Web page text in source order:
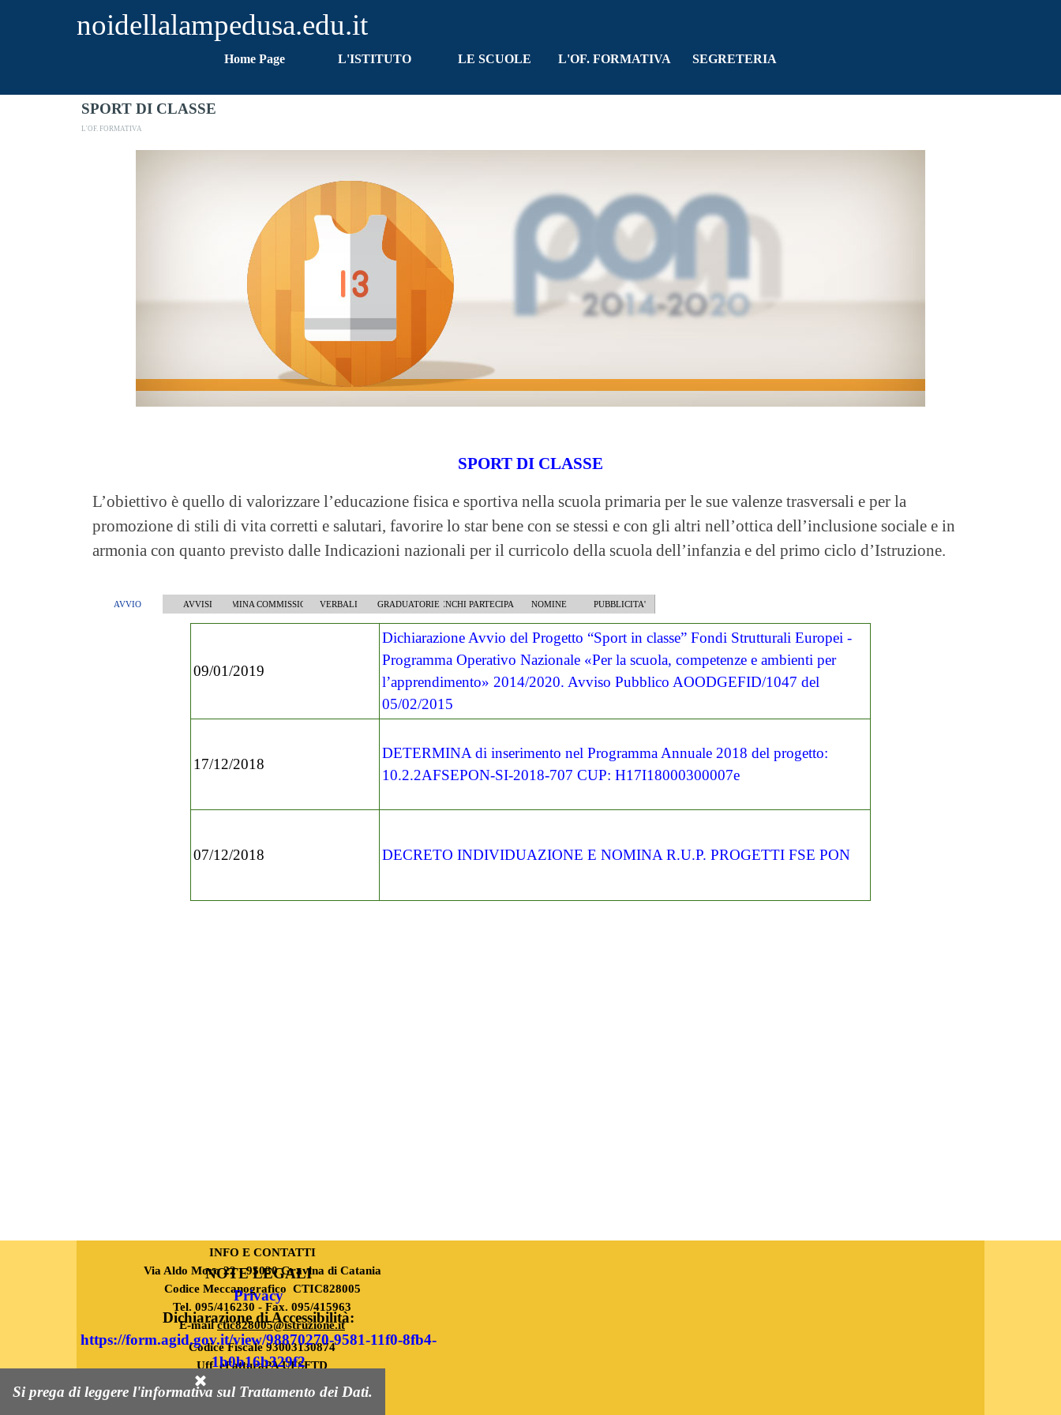
noidellalampedusa.edu.it
Salta menù
Home Page L'ISTITUTO ▼
LE SCUOLE ▼
L'OF. FORMATIVA ▼
SEGRETERIA
SPORT DI CLASSE
L'OF. FORMATIVA
SPORT DI CLASSE
L’obiettivo è quello di valorizzare l’educazione fisica e sportiva nella scuola primaria per le sue valenze trasversali e per la
promozione di stili di vita corretti e salutari, favorire lo star bene con se stessi e con gli altri nell’ottica dell’inclusione sociale e in
armonia con quanto previsto dalle Indicazioni nazionali per il curricolo della scuola dell’infanzia e del primo ciclo d’Istruzione.
AVVIO AVVISI NOMINA COMMISSIONE VERBALI GRADUATORIEELENCHI PARTECIPANTI NOMINE PUBBLICITA'
09/01/2019
Dichiarazione Avvio del Progetto “Sport in classe” Fondi Strutturali Europei -
Programma Operativo Nazionale «Per la scuola, competenze e ambienti per
l’apprendimento» 2014/2020. Avviso Pubblico AOODGEFID/1047 del
05/02/2015
17/12/2018
DETERMINA di inserimento nel Programma Annuale 2018 del progetto:
10.2.2AFSEPON-SI-2018-707 CUP: H17I18000300007e
07/12/2018 DECRETO INDIVIDUAZIONE E NOMINA R.U.P. PROGETTI FSE PON
INFO E CONTATTI
Via Aldo Moro 22 - 95030 Gravina di Catania
Codice Meccanografico CTIC828005
Tel. 095/416230 - Fax. 095/415963
E-mailctic828005@istruzione.it
Codice Fiscale 93003130874
Uff_eFatturaPA UFSFTD
Pecctic828005@pec.istruzione.it
NOTE LEGALI
Privacy
Dichiarazione di Accessibilità:
https://form.agid.gov.it/view/98870270-9581-11f0-8fb4-
1b0b16b329f2
Created withWebSite X5
Si prega di leggere l'informativa sul Trattamento dei Dati.